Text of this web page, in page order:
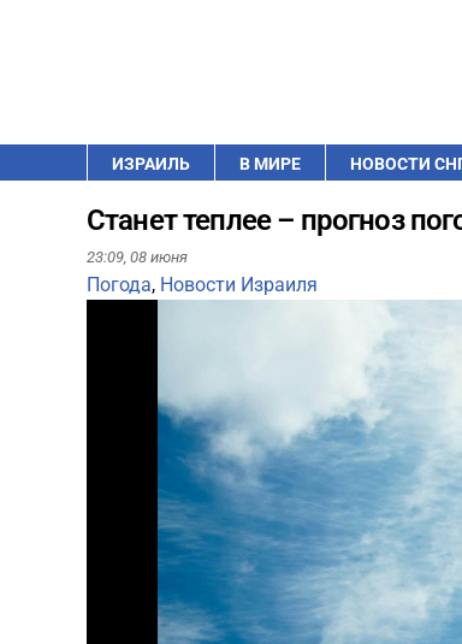
ИЗРАИЛЬ В МИРЕ НОВОСТИ
Станет теплее – прогноз
23:09, 08 июня
Погода, Новости Израиля